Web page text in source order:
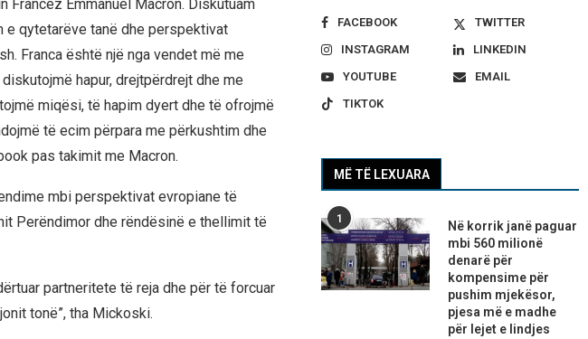
Emmanuel Macron. Diskutuam
e qytetarëve tanë dhe perspektivat
Franca është një nga vendet më me
hapur, drejtpërdrejt dhe me
miqësi, të hapim dyert dhe të ofrojmë
të ecim përpara me përkushtim dhe
pas takimit me Macron.
mbi perspektivat evropiane të
Perëndimor dhe rëndësinë e thellimit të
partneritete të reja dhe për të forcuar
tonë”, tha Mickoski.
FACEBOOK
TWITTER
INSTAGRAM
LINKEDIN
YOUTUBE
EMAIL
TIKTOK
MË TË LEXUARA
1
Në korrik janë paguar
mbi 560 milionë
denarë për
kompensime për
pushim mjekësor,
pjesa më e madhe
për lejet e lindjes